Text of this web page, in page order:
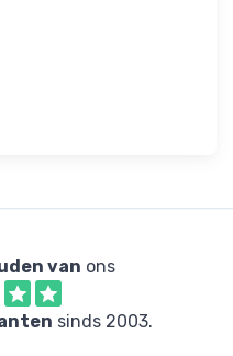
van ons
sinds 2003.